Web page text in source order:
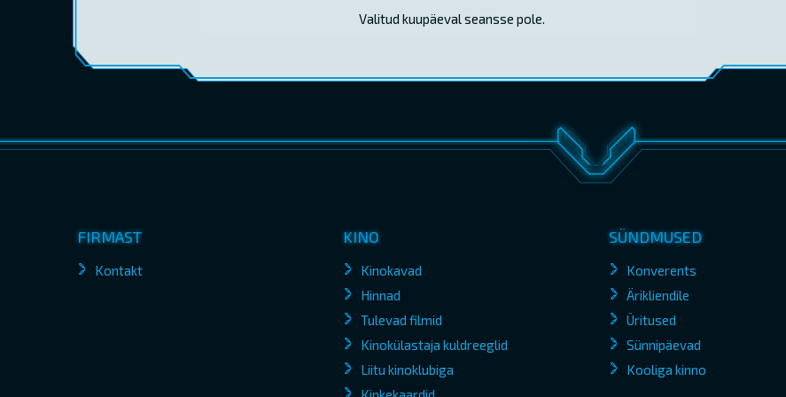
Valitud kuupäeval seansse pole.
FIRMAST
Kontakt
KINO
Kinokavad
Hinnad
Tulevad filmid
Kinokülastaja kuldreeglid
Liitu kinoklubiga
SÜNDMUSED
Konverents
Ärikliendile
Üritused
Sünnipäevad
Kooliga kinno